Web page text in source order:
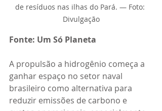
de resíduos nas ilhas do Pará. — Foto:
Divulgação
Fonte: Um Só Planeta
A propulsão a hidrogênio começa a
ganhar espaço no setor naval
brasileiro como alternativa para
reduzir emissões de carbono e